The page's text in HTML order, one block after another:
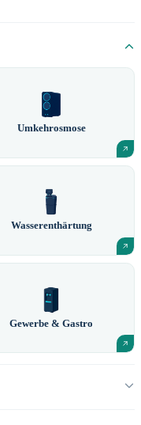
Umkehrosmose
Wasserenthärtung
Gewerbe & Gastro